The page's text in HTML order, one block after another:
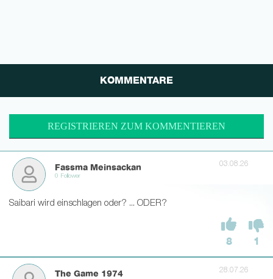
KOMMENTARE
REGISTRIEREN ZUM KOMMENTIEREN
Fassma Meinsackan
0 Follower
03.08.26
Saibari wird einschlagen oder? ... ODER?
8 1
The Game 1974 28.07.26